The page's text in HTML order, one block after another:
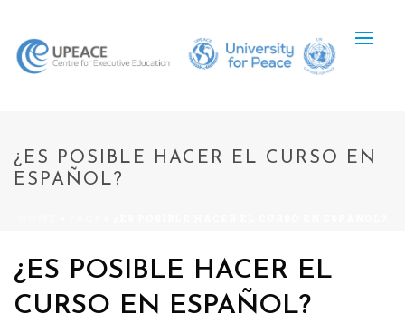
¿ES POSIBLE HACER EL CURSO EN
ESPAÑOL?
¿ES POSIBLE HACER EL
CURSO EN ESPAÑOL?